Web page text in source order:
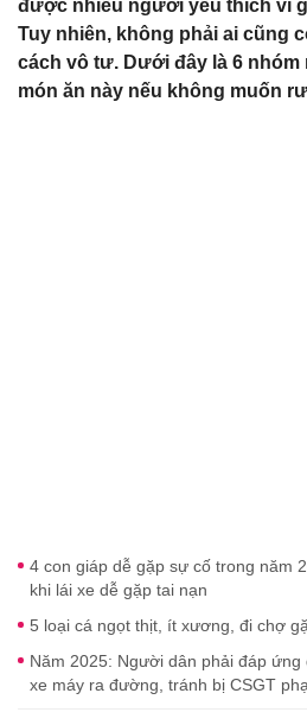
được nhiều người yêu thích vì
Tuy nhiên, không phải ai cũng
cách vô tư. Dưới đây là 6
món ăn này nếu không muốn
4 con giáp dễ gặp sự cố trong năm
khi lái xe dễ gặp tai nạn
5 loại cá ngọt thịt, ít xương, đi chợ
Năm 2025: Người dân phải đáp
xe máy ra đường, tránh bị CSGT